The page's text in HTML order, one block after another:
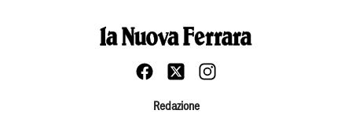
Redazione